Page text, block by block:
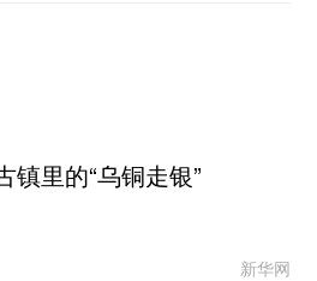
镇里的“乌铜走银”
新华网